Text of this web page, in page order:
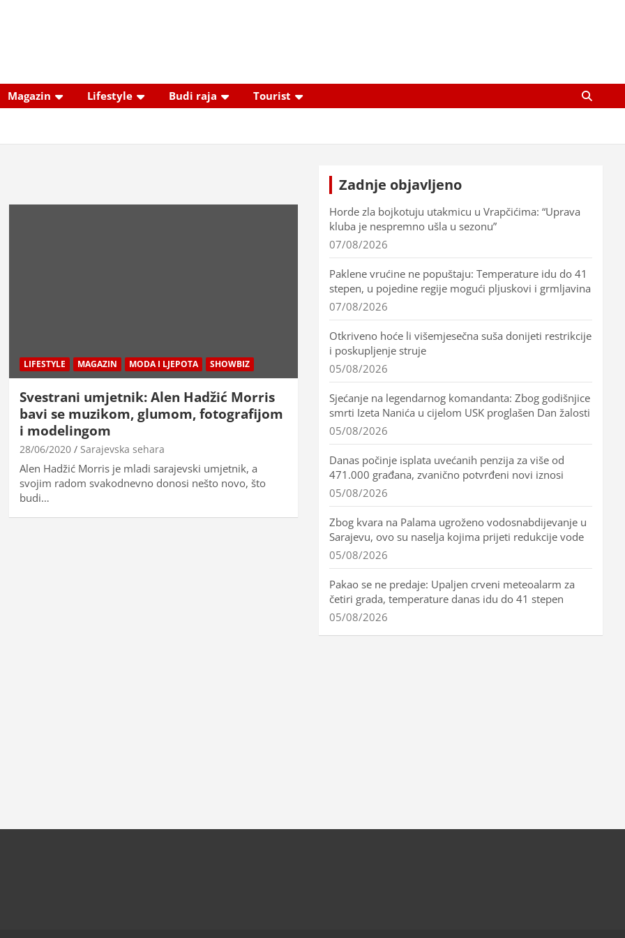
Magazin Lifestyle Budi raja Tourist
LIFESTYLE MAGAZIN MODA I LJEPOTA SHOWBIZ
Svestrani umjetnik: Alen Hadžić Morris
bavi se muzikom, glumom, fotografijom
i modelingom
28/06/2020 Sarajevska sehara
Alen Hadžić Morris je mladi sarajevski umjetnik, a
svojim radom svakodnevno donosi nešto novo, što
budi…
Zadnje objavljeno
Horde zla bojkotuju utakmicu u Vrapčićima: “Uprava
kluba je nespremno ušla u sezonu”
07/08/2026
Paklene vrućine ne popuštaju: Temperature idu do 41
stepen, u pojedine regije mogući pljuskovi i grmljavina
07/08/2026
Otkriveno hoće li višemjesečna suša donijeti restrikcije
i poskupljenje struje
05/08/2026
Sjećanje na legendarnog komandanta: Zbog godišnjice
smrti Izeta Nanića u cijelom USK proglašen Dan žalosti
05/08/2026
Danas počinje isplata uvećanih penzija za više od
471.000 građana, zvanično potvrđeni novi iznosi
05/08/2026
Zbog kvara na Palama ugroženo vodosnabdijevanje u
Sarajevu, ovo su naselja kojima prijeti redukcije vode
05/08/2026
Pakao se ne predaje: Upaljen crveni meteoalarm za
četiri grada, temperature danas idu do 41 stepen
05/08/2026